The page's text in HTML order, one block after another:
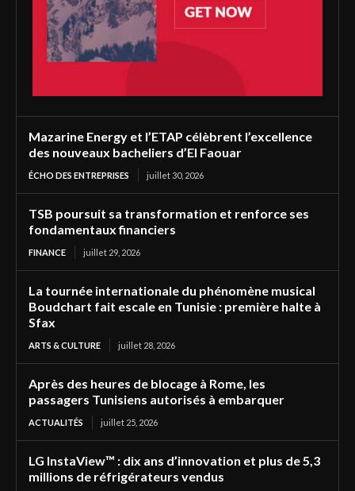
Mazarine Energy et l’ETAP célèbrent l’excellence
des nouveaux bacheliers d’El Faouar
ÉCHO DES ENTREPRISES juillet 30, 2026
TSB poursuit sa transformation et renforce ses
fondamentaux financiers
FINANCE juillet 29, 2026
La tournée internationale du phénomène musical
Boudchart fait escale en Tunisie : première halte à
Sfax
ARTS & CULTURE juillet 28, 2026
Après des heures de blocage à Rome, les
passagers Tunisiens autorisés à embarquer
ACTUALITÉS juillet 25, 2026
LG InstaView™ : dix ans d’innovation et plus de 5,3
millions de réfrigérateurs vendus